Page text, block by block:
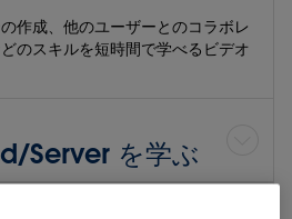
作成、他のユーザーとのコラボレ
のスキルを短時間で学べるビデオ
Server を学ぶ